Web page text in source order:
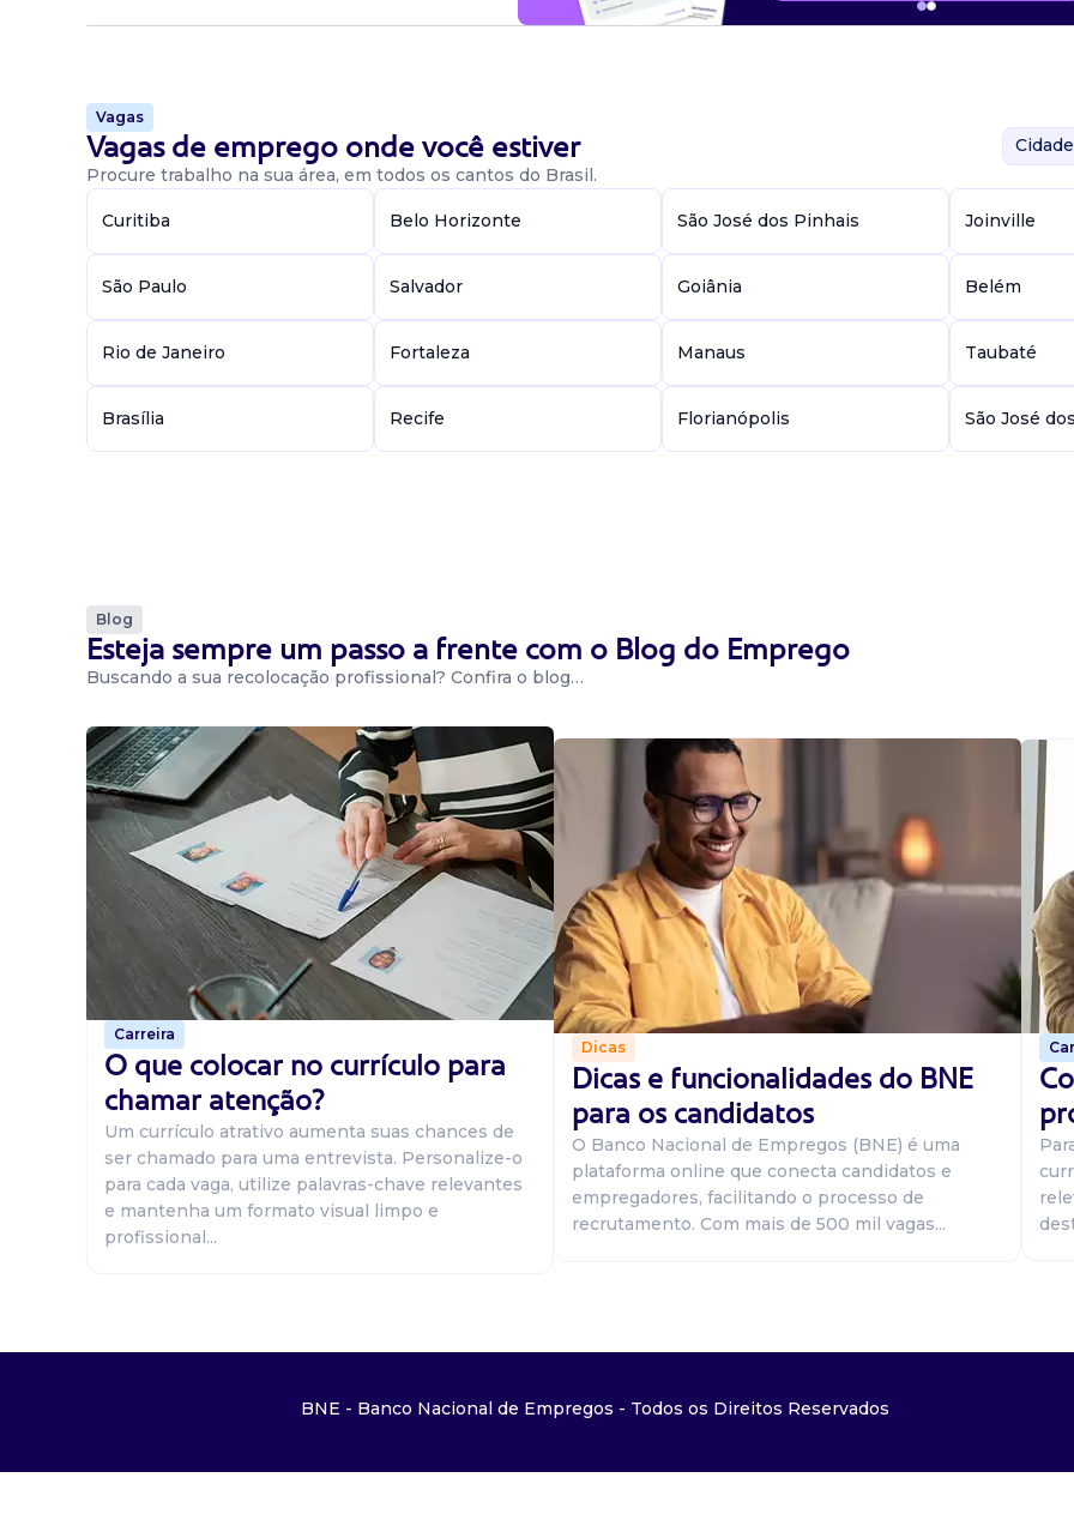
Vagas
Vagas de emprego onde você estiver
Procure trabalho na sua área, em todos os cantos do Brasil.
Curitiba Belo Horizonte São José dos Pinhais Joinville
São Paulo Salvador Goiânia Belém
Rio de Janeiro Fortaleza Manaus Taubaté
Brasília Recife Florianópolis São José
Blog
Esteja sempre um passo a frente com o Blog do Emprego
Buscando a sua recolocação profissional? Confira o blog…
Carreira
O que colocar no currículo para
chamar atenção?
Um currículo atrativo aumenta suas chances de
ser chamado para uma entrevista. Personalize-o
para cada vaga, utilize palavras-chave relevantes
e mantenha um formato visual limpo e
profissional...
Dicas
Dicas e funcionalidades do BNE
para os candidatos
O Banco Nacional de Empregos (BNE) é uma
plataforma online que conecta candidatos e
empregadores, facilitando o processo de
recrutamento. Com mais de 500 mil vagas...
BNE - Banco Nacional de Empregos - Todos os Direitos Reservados